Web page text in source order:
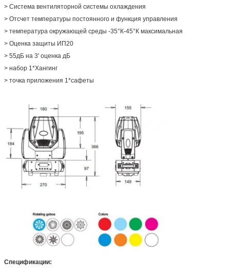
> Система вентиляторной системы охлаждения
> Отсчет температуры постоянного и функция управления
> температура окружающей среды -35°К-45°К максимальная
> Оценка защиты ИП20
> 55дБ на 3' оценка дБ
> набор 1*Хангинг
> точка приложения 1*сафеты
Спецификации: